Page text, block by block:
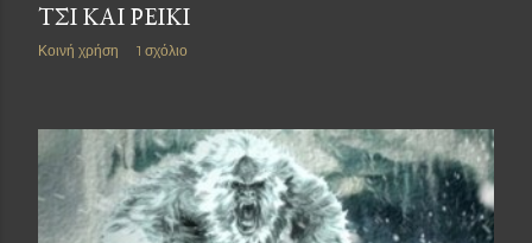
ΤΣΙ ΚΑΙ ΡΕΙΚΙ
Κοινή χρήση 1 σχόλιο